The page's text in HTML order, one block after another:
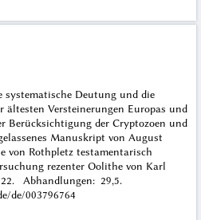
Deutung und die
ältesten Versteinerungen Europas und
Berücksichtigung der Cryptozoen und
Manuskript von August
von Rothpletz testamentarisch
rezenter Oolithe von Karl
Abhandlungen: 29,5.
de/003796764